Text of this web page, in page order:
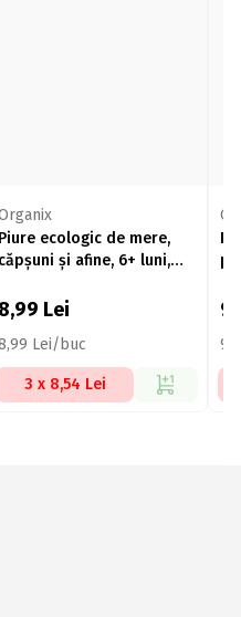
Piure ecologic de mere,
căpșuni și afine, 6+ luni,
8,99 Lei
Lei/buc
3 x 8,54 Lei